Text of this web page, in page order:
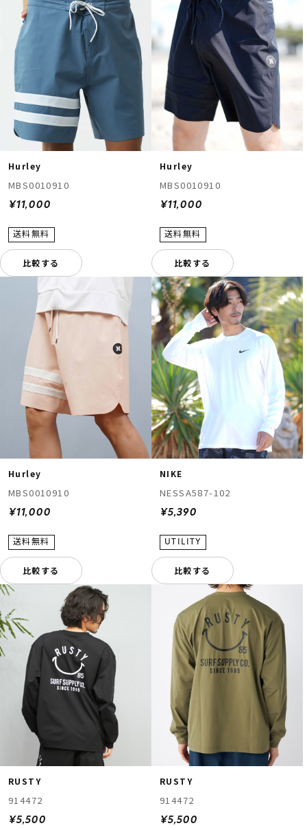
Hurley
MBS0010910
¥11,000
比較する
Hurley
MBS0010910
¥11,000
比較する
Hurley
MBS0010910
¥11,000
比較する
NIKE
NESSA587-102
¥5,390
比較する
RUSTY
914472
¥5,500
RUSTY
914472
¥5,500